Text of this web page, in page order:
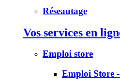
Réseautage
Vos services en
Emploi store
Emploi Store